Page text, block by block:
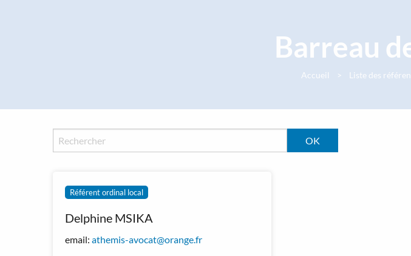
Barreau
Accueil Liste des
Référent ordinal local
Delphine MSIKA
email: athemis-avocat@orange.fr